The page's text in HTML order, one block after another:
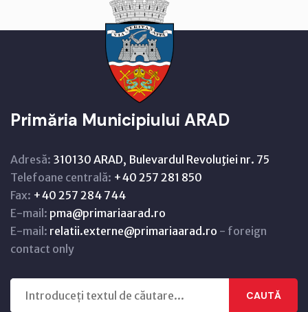
Primăria Municipiului ARAD
Adresă: 310130 ARAD, Bulevardul Revoluţiei nr. 75
Telefoane centrală: +40 257 281 850
Fax: +40 257 284 744
E-mail: pma@primariaarad.ro
E-mail: relatii.externe@primariaarad.ro - foreign
contact only
CAUTĂ